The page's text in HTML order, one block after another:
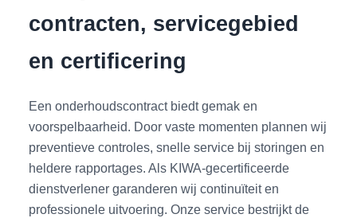
contracten, servicegebied
en certificering
Een onderhoudscontract biedt gemak en
voorspelbaarheid. Door vaste momenten plannen wij
preventieve controles, snelle service bij storingen en
heldere rapportages. Als KIWA-gecertificeerde
dienstverlener garanderen wij continuïteit en
professionele uitvoering. Onze service bestrijkt de